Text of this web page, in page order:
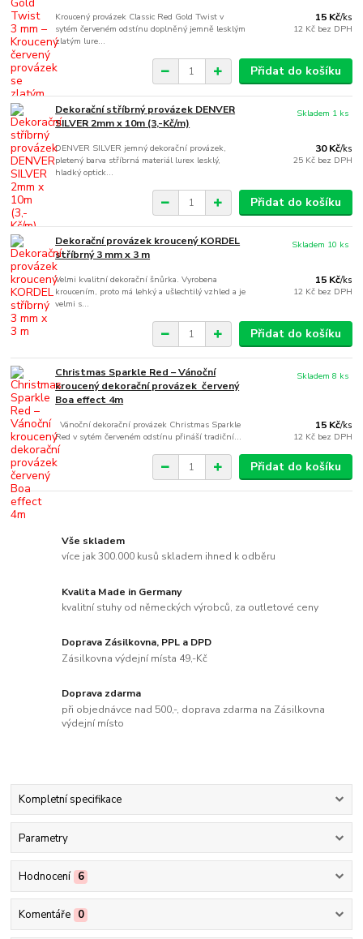
Kroucený provázek Classic Red Gold Twist v
sytém červeném odstínu doplněný jemně lesklým
zlatým lure...
15 Kč/ks
12 Kč bez DPH
Přidat do košíku
Dekorační stříbrný provázek DENVER
SILVER 2mm x 10m (3,-Kč/m)
DENVER SILVER jemný dekorační provázek,
pletený barva stříbrná materiál lurex lesklý,
hladký optick...
30 Kč/ks
25 Kč bez DPH
Skladem 1 ks
Přidat do košíku
Dekorační provázek kroucený KORDEL
stříbrný 3 mm x 3 m
Velmi kvalitní dekorační šnůrka. Vyrobena
kroucením, proto má lehký a ušlechtilý vzhled a je
velmi s...
15 Kč/ks
12 Kč bez DPH
Skladem 10 ks
Přidat do košíku
Christmas Sparkle Red – Vánoční
kroucený dekorační provázek červený
Boa effect 4m
Vánoční dekorační provázek Christmas Sparkle
Red v sytém červeném odstínu přináší tradiční...
15 Kč/ks
12 Kč bez DPH
Skladem 8 ks
Přidat do košíku
Vše skladem
více jak 300.000 kusů skladem ihned k odběru
Kvalita Made in Germany
kvalitní stuhy od německých výrobců, za outletové ceny
Doprava Zásilkovna, PPL a DPD
Zásilkovna výdejní místa 49,-Kč
Doprava zdarma
při objednávce nad 500,-, doprava zdarma na Zásilkovna
výdejní místo
Kompletní specifikace
Parametry
Hodnocení 6
Komentáře 0